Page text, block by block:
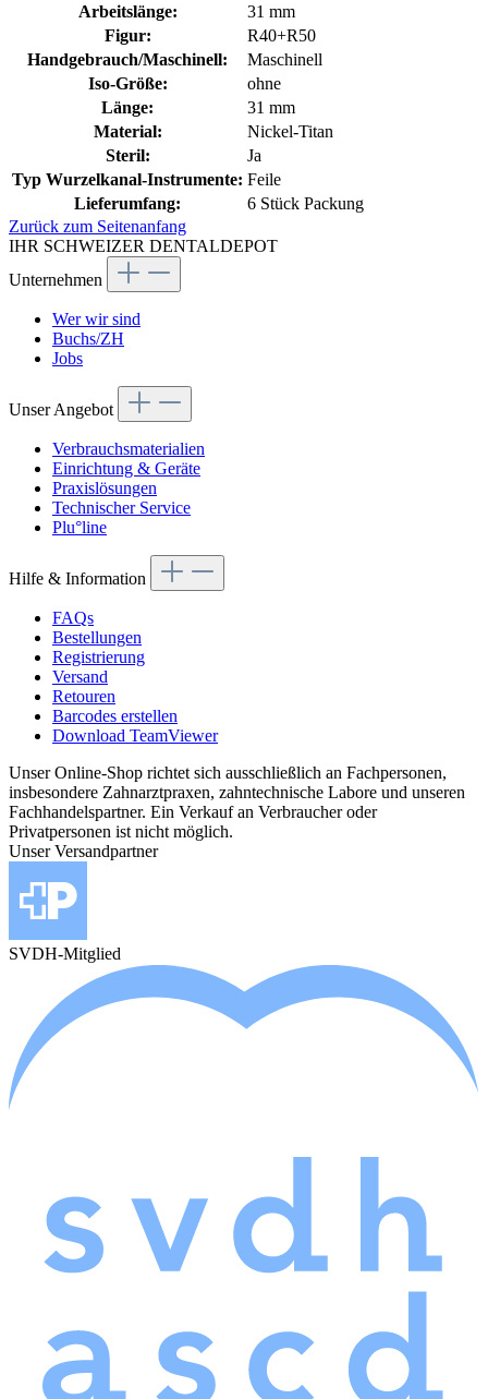
Arbeitslänge:
31 mm
Figur:
R40+R50
Handgebrauch/Maschinell:
Maschinell
Iso-Größe:
ohne
Länge:
31 mm
Material:
Nickel-Titan
Steril:
Ja
Typ Wurzelkanal-Instrumente: Feile
Lieferumfang:
6 Stück Packung
Zurück zum Seitenanfang
IHR SCHWEIZER DENTALDEPOT
Unternehmen
Wer wir sind
Buchs/ZH
Jobs
Unser Angebot
Verbrauchsmaterialien
Einrichtung & Geräte
Praxislösungen
Technischer Service
Plu°line
Hilfe & Information
FAQs
Bestellungen
Registrierung
Versand
Retouren
Barcodes erstellen
Download TeamViewer
Unser Online-Shop richtet sich ausschließlich an Fachpersonen,
insbesondere Zahnarztpraxen, zahntechnische Labore und unseren
Fachhandelspartner. Ein Verkauf an Verbraucher oder
Privatpersonen ist nicht möglich.
Unser Versandpartner
SVDH-Mitglied